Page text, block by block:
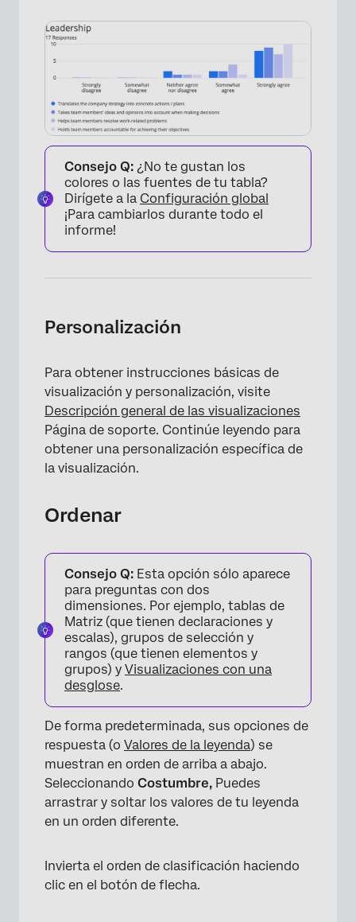
Consejo Q: ¿No te gustan los
colores o las fuentes de tu tabla?
Dirígete a la Configuración global
¡Para cambiarlos durante todo el
informe!
Personalización
Para obtener instrucciones básicas de
visualización y personalización, visite
Descripción general de las visualizaciones
Página de soporte. Continúe leyendo para
obtener una personalización específica de
la visualización.
Ordenar
Consejo Q: Esta opción sólo aparece
para preguntas con dos
dimensiones. Por ejemplo, tablas de
Matriz (que tienen declaraciones y
escalas), grupos de selección y
rangos (que tienen elementos y
grupos) y Visualizaciones con una
desglose.
De forma predeterminada, sus opciones de
respuesta (o Valores de la leyenda) se
muestran en orden de arriba a abajo.
Seleccionando Costumbre, Puedes
arrastrar y soltar los valores de tu leyenda
en un orden diferente.
Invierta el orden de clasificación haciendo
clic en el botón de flecha.